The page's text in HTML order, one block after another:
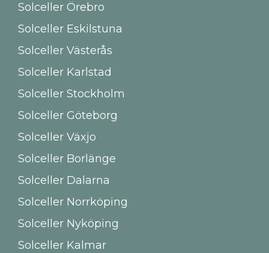
Solceller Örebro
Solceller Eskilstuna
Solceller Västerås
Solceller Karlstad
Solceller Stockholm
Solceller Göteborg
Solceller Växjo
Solceller Borlänge
Solceller Dalarna
Solceller Norrköping
Solceller Nyköping
Solceller Kalmar